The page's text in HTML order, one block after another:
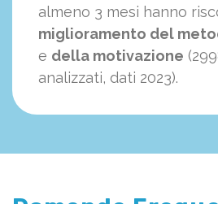
almeno 3 mesi hanno
miglioramento del
e della motivazione
analizzati, dati 2023).